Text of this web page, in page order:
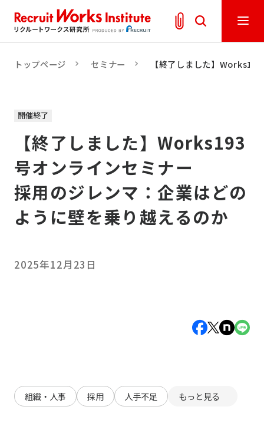
トップページ セミナー 【終了しました】
開催終了
【終了しました】Works193
号オンラインセミナー
採用のジレンマ：企業はどの
ように壁を乗り越えるのか
2025年12月23日
組織・人事 採用 人手不足 もっと見る